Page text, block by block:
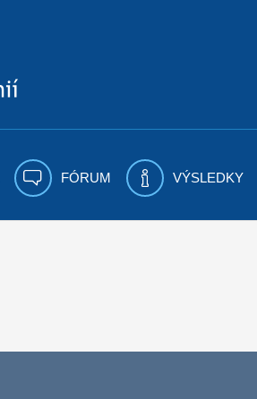
FÓRUM VÝSLEDKY